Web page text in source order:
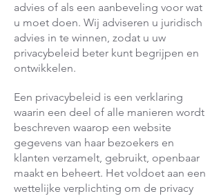
advies of als een aanbeveling voor wat
u moet doen. Wij adviseren u juridisch
advies in te winnen, zodat u uw
privacybeleid beter kunt begrijpen en
ontwikkelen.
Een privacybeleid is een verklaring
waarin een deel of alle manieren wordt
beschreven waarop een website
gegevens van haar bezoekers en
klanten verzamelt, gebruikt, openbaar
maakt en beheert. Het voldoet aan een
wettelijke verplichting om de privacy